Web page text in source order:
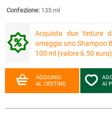
Confezione: 135 ml
Acquista due tinture
omaggio uno Shampoo
100 ml (valore 6.50
AGGIUNGI
AL CESTINO
AI